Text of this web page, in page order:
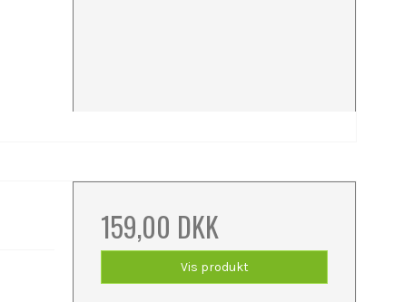
159,00 DKK
Vis produkt